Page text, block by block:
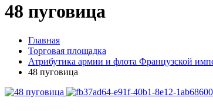
48 пуговица
Главная
Торговая площадка
Атрибутика армии и флота Французской
48 пуговица